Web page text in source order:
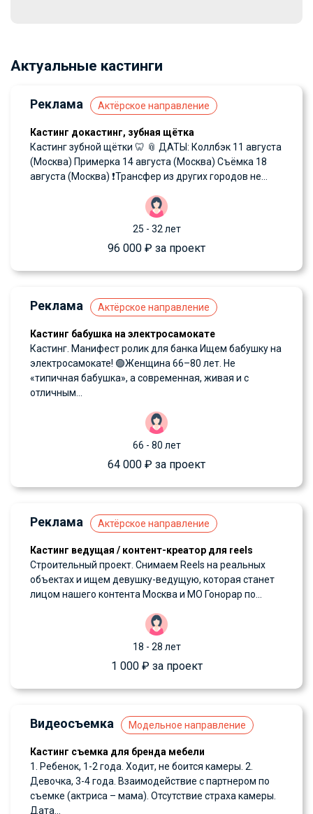
Актуальные кастинги
Реклама Актёрское направление
Кастинг докастинг, зубная щётка
Кастинг зубной щётки 🦷 📎 ДАТЫ: Коллбэк 11 августа
(Москва) Примерка 14 августа (Москва) Съёмка 18
августа (Москва) ❗️Трансфер из других городов не...
25 - 32 лет
96 000 ₽ за проект
Реклама Актёрское направление
Кастинг бабушка на электросамокате
Кастинг. Манифест ролик для банка Ищем бабушку на
электросамокате! 🟢Женщина 66–80 лет. Не
«типичная бабушка», а современная, живая и с
отличным...
66 - 80 лет
64 000 ₽ за проект
Реклама Актёрское направление
Кастинг ведущая / контент-креатор для reels
Строительный проект. Снимаем Reels на реальных
объектах и ищем девушку-ведущую, которая станет
лицом нашего контента Москва и МО Гонорар по...
18 - 28 лет
1 000 ₽ за проект
Видеосъемка Модельное направление
Кастинг съемка для бренда мебели
1. Ребенок, 1-2 года. Ходит, не боится камеры. 2.
Девочка, 3-4 года. Взаимодействие с партнером по
съемке (актриса – мама). Отсутствие страха камеры.
Дата...